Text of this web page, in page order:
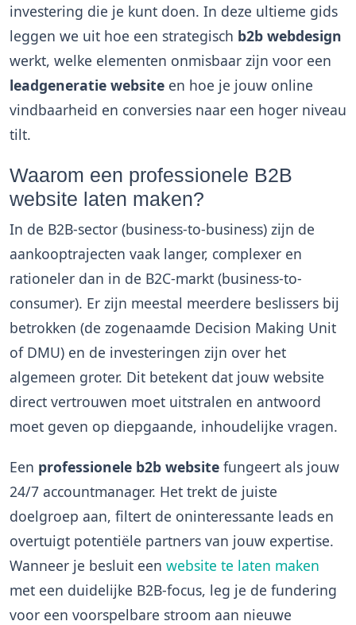
investering die je kunt doen. In deze ultieme gids
leggen we uit hoe een strategisch b2b webdesign
werkt, welke elementen onmisbaar zijn voor een
leadgeneratie website en hoe je jouw online
vindbaarheid en conversies naar een hoger niveau
tilt.
Waarom een professionele B2B
website laten maken?
In de B2B-sector (business-to-business) zijn de
aankooptrajecten vaak langer, complexer en
rationeler dan in de B2C-markt (business-to-
consumer). Er zijn meestal meerdere beslissers bij
betrokken (de zogenaamde Decision Making Unit
of DMU) en de investeringen zijn over het
algemeen groter. Dit betekent dat jouw website
direct vertrouwen moet uitstralen en antwoord
moet geven op diepgaande, inhoudelijke vragen.
Een professionele b2b website fungeert als jouw
24/7 accountmanager. Het trekt de juiste
doelgroep aan, filtert de oninteressante leads en
overtuigt potentiële partners van jouw expertise.
Wanneer je besluit een website te laten maken
met een duidelijke B2B-focus, leg je de fundering
voor een voorspelbare stroom aan nieuwe